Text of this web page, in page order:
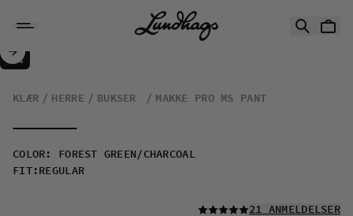
Makke Pro Ms Pant
SALG :
50%
KLÆR HERRE BUKSER MAKKE PRO MS PANT
COLOR :
FOREST GREEN/CHARCOAL
FIT: REGULAR
LES ALLE
21 ANMELDELSER